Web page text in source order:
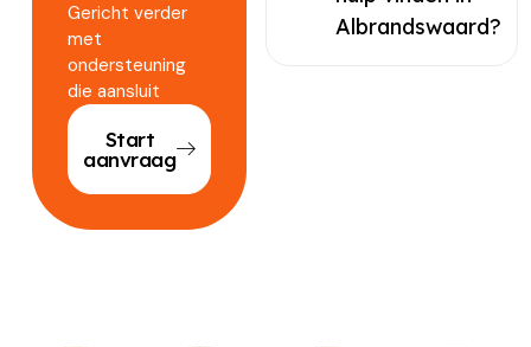
Gericht verder
met
ondersteuning
die aansluit
Start
aanvraag
Albrandswaard?